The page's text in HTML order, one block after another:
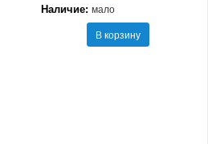
Наличие: мало
В корзину